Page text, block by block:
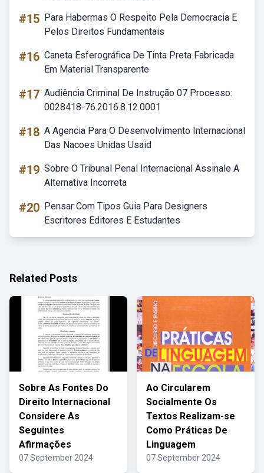
#15 Para Habermas O Respeito Pela Democracia E
Pelos Direitos Fundamentais
#16 Caneta Esferográfica De Tinta Preta Fabricada
Em Material Transparente
#17 Audiência Criminal De Instrução 07 Processo:
0028418-76.2016.8.12.0001
#18 A Agencia Para O Desenvolvimento Internacional
Das Nacoes Unidas Usaid
#19 Sobre O Tribunal Penal Internacional Assinale A
Alternativa Incorreta
#20 Pensar Com Tipos Guia Para Designers
Escritores Editores E Estudantes
Related Posts
Sobre As Fontes Do
Direito Internacional
Considere As
Seguintes
Afirmações
07 September 2024
Ao Circularem
Socialmente Os
Textos Realizam-se
Como Práticas De
Linguagem
07 September 2024